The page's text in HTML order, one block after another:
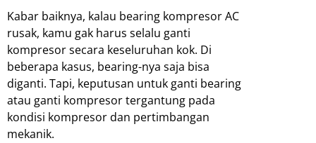
Kabar baiknya, kalau bearing kompresor AC
rusak, kamu gak harus selalu ganti
kompresor secara keseluruhan kok. Di
beberapa kasus, bearing-nya saja bisa
diganti. Tapi, keputusan untuk ganti bearing
atau ganti kompresor tergantung pada
kondisi kompresor dan pertimbangan
mekanik.